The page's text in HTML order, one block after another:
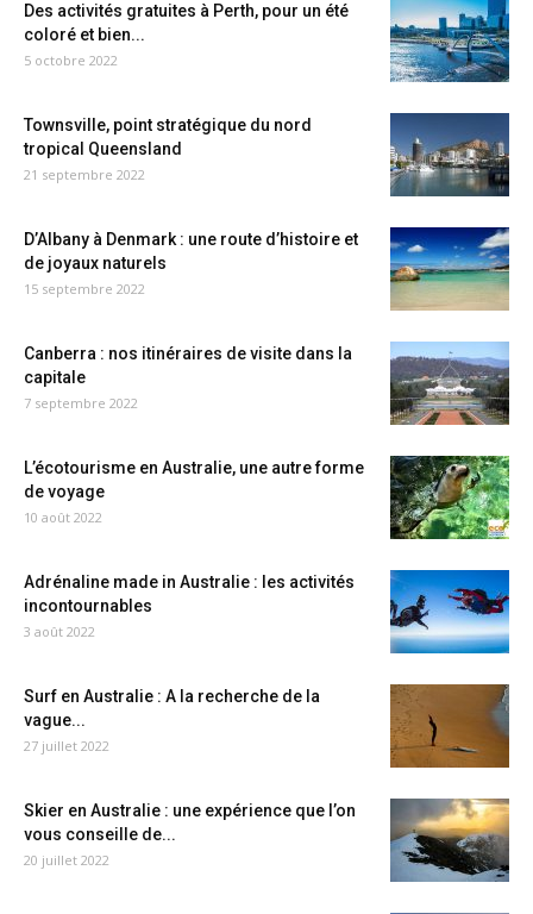
Des activités gratuites à Perth, pour un été
coloré et bien...
5 octobre 2022
Townsville, point stratégique du nord
tropical Queensland
21 septembre 2022
D’Albany à Denmark : une route d’histoire et
de joyaux naturels
15 septembre 2022
Canberra : nos itinéraires de visite dans la
capitale
7 septembre 2022
L’écotourisme en Australie, une autre forme
de voyage
10 août 2022
Adrénaline made in Australie : les activités
incontournables
3 août 2022
Surf en Australie : A la recherche de la
vague...
27 juillet 2022
Skier en Australie : une expérience que l’on
vous conseille de...
20 juillet 2022